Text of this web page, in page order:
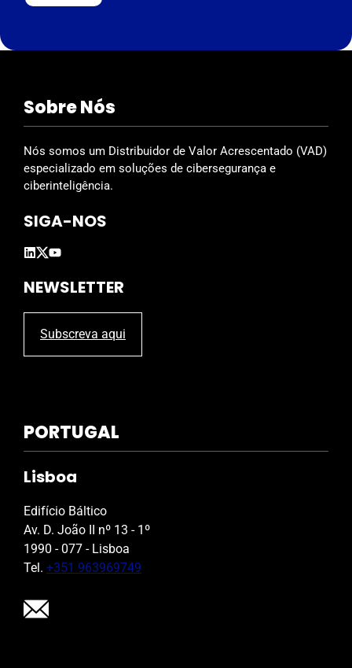
s
e
l
d
e
m
t
.
Sobre Nós
Nós somos um Distribuidor de Valor Acrescentado (VAD)
especializado em soluções de cibersegurança e
ciberinteligência.
SIGA-NOS
NEWSLETTER
Subscreva aqui
PORTUGAL
Lisboa
Edifício Báltico
Av. D. João II nº 13 - 1º
1990 - 077 - Lisboa
Tel. +351 963969749